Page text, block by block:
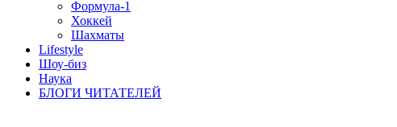
Формула-1
Хоккей
Шахматы
Lifestyle
Шоу-биз
Наука
БЛОГИ ЧИТАТЕЛЕЙ